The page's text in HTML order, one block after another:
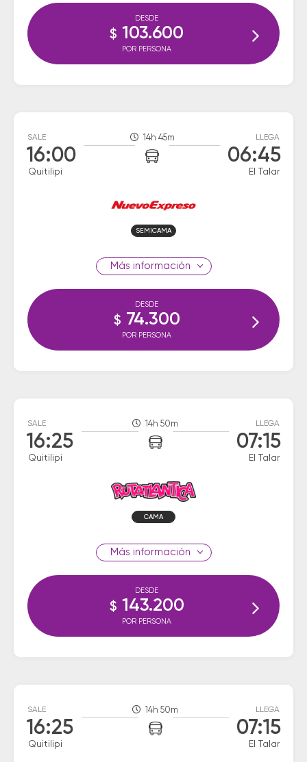
DESDE
$ 103.600
POR PERSONA
SALE
16:00
Quitilipi
14h 45m LLEGA
06:45
El Talar
SEMICAMA
información
DESDE
$ 74.300
POR PERSONA
SALE
16:25
Quitilipi
14h 50m LLEGA
07:15
El Talar
CAMA
información
DESDE
$ 143.200
POR PERSONA
SALE
16:25
Quitilipi
14h 50m LLEGA
07:15
El Talar